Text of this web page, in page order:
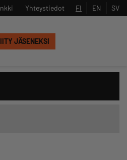
Yhteystiedot FI EN SV
JÄSENEKSI
Sulje